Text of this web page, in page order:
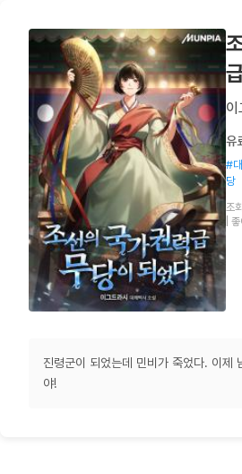
이
유
#
당
조
진령군이 되었는데 민비가 죽었다. 이제
야!